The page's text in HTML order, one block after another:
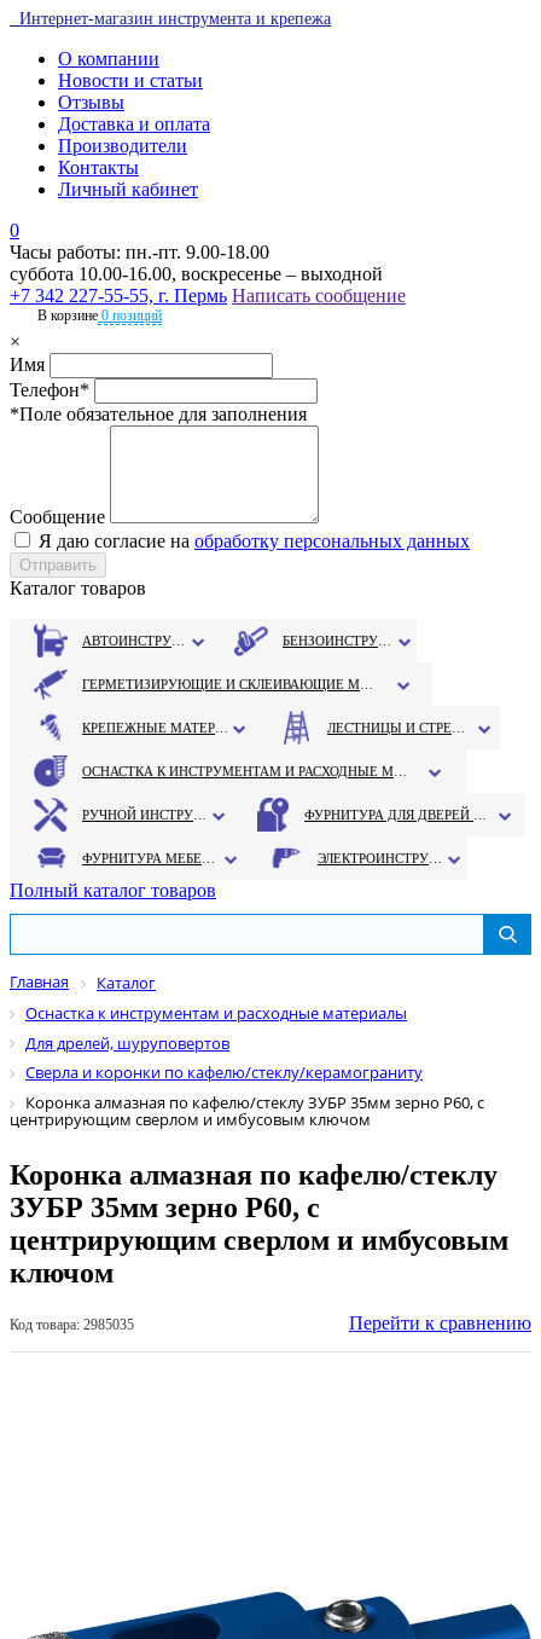
Интернет-магазин инструмента и крепежа
О компании
Новости и статьи
Отзывы
Доставка и оплата
Производители
Контакты
Личный кабинет
0
Часы работы: пн.-пт. 9.00-18.00
суббота 10.00-16.00, воскресенье – выходной
+7 342 227-55-55, г. Пермь Написать сообщение
В корзине 0 позиций
×
Имя
Телефон*
*Поле обязательное для заполнения
Сообщение
Я даю согласие на обработку персональных данных
Каталог товаров
Полный каталог товаров
Главная
Каталог
Оснастка к инструментам и расходные материалы
Для дрелей, шуруповертов
Сверла и коронки по кафелю/стеклу/керамограниту
Коронка алмазная по кафелю/стеклу ЗУБР 35мм зерно Р60, с
центрирующим сверлом и имбусовым ключом
Коронка алмазная по кафелю/стеклу
ЗУБР 35мм зерно Р60, с
центрирующим сверлом и имбусовым
ключом
Код товара: 2985035 Перейти к сравнению